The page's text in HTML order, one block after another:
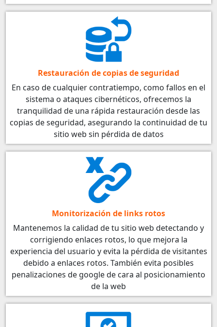
Restauración de copias de seguridad
En caso de cualquier contratiempo, como fallos en el
sistema o ataques cibernéticos, ofrecemos la
tranquilidad de una rápida restauración desde las
copias de seguridad, asegurando la continuidad de tu
sitio web sin pérdida de datos
Monitorización de links rotos
Mantenemos la calidad de tu sitio web detectando y
corrigiendo enlaces rotos, lo que mejora la
experiencia del usuario y evita la pérdida de visitantes
debido a enlaces rotos. También evita posibles
penalizaciones de google de cara al posicionamiento
de la web